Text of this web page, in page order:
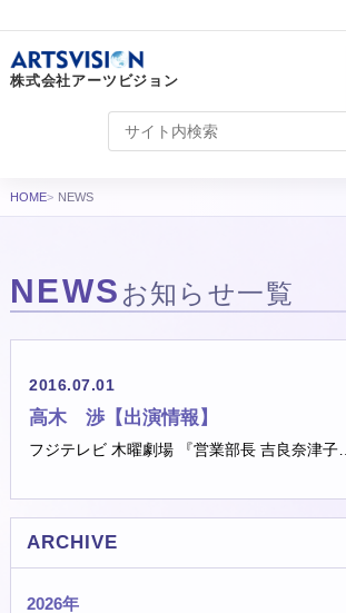
株式会社アーツビジョン
HOME NEWS
NEWS お知らせ一覧
2016.07.01
高木 渉【出演情報】
フジテレビ 木曜劇場 『営業部長 吉良奈津子…
ARCHIVE
2026年